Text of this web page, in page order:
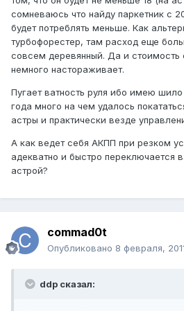
сомневаюсь что найду паркетник с
будет потреблять меньше. Как
турбофорестер, там расход еще
совсем деревянный. Да и стоимость
немного настораживает.
Пугает ватность руля ибо имею
года много на чем удалось
астры и практически везде
А как ведет себя АКПП при резком
адекватно и быстро переключается
астрой?
commad0t
Опубликовано 8 февраля,
ddp сказал: